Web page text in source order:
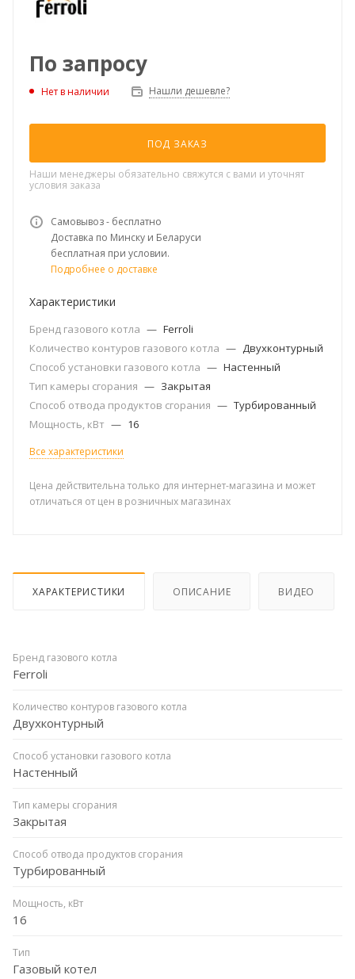
По запросу
Нет в наличии Нашли дешевле?
ПОД ЗАКАЗ
Наши менеджеры обязательно свяжутся с вами и уточнят
условия заказа
Самовывоз - бесплатно
Доставка по Минску и Беларуси
бесплатная при условии.
Подробнее о доставке
Характеристики
Бренд газового котла — Ferroli
Количество контуров газового котла — Двухконтурный
Способ установки газового котла — Настенный
Тип камеры сгорания — Закрытая
Способ отвода продуктов сгорания — Турбированный
Мощность, кВт — 16
Все характеристики
Цена действительна только для интернет-магазина и может
отличаться от цен в розничных магазинах
ХАРАКТЕРИСТИКИ ОПИСАНИЕ ВИДЕО
Бренд газового котла
Ferroli
Количество контуров газового котла
Двухконтурный
Способ установки газового котла
Настенный
Тип камеры сгорания
Закрытая
Способ отвода продуктов сгорания
Турбированный
Мощность, кВт
16
Тип
Газовый котел